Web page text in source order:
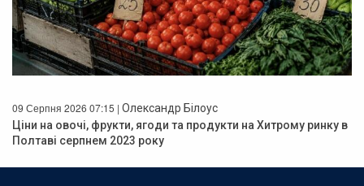
09 Серпня 2026 07:15 | Олександр Білоус
Ціни на овочі, фрукти, ягоди та продукти на Хитрому ринку в
Полтаві серпнем 2023 року